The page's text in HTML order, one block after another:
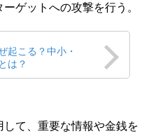
ゲットへの攻撃を行う。
起こる？中小・
は？
して、重要な情報や金銭を